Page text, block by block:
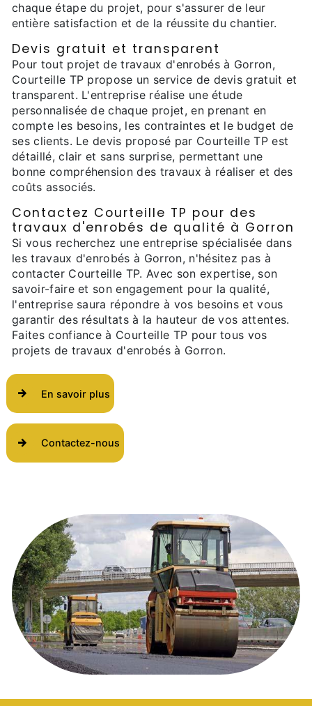
chaque étape du projet, pour s'assurer de leur
entière satisfaction et de la réussite du chantier.
Devis gratuit et transparent
Pour tout projet de travaux d'enrobés à Gorron,
Courteille TP propose un service de devis gratuit et
transparent. L'entreprise réalise une étude
personnalisée de chaque projet, en prenant en
compte les besoins, les contraintes et le budget de
ses clients. Le devis proposé par Courteille TP est
détaillé, clair et sans surprise, permettant une
bonne compréhension des travaux à réaliser et des
coûts associés.
Contactez Courteille TP pour des
travaux d'enrobés de qualité à Gorron
Si vous recherchez une entreprise spécialisée dans
les travaux d'enrobés à Gorron, n'hésitez pas à
contacter Courteille TP. Avec son expertise, son
savoir-faire et son engagement pour la qualité,
l'entreprise saura répondre à vos besoins et vous
garantir des résultats à la hauteur de vos attentes.
Faites confiance à Courteille TP pour tous vos
projets de travaux d'enrobés à Gorron.
En savoir plus
Contactez-nous